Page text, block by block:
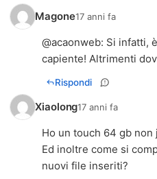
Magone17 anni fa
@acaonweb: Si infatti,
capiente! Altrimenti
Rispondi
Xiaolong17 anni fa
Ho un touch 64 gb non
Ed inoltre come si
nuovi file inseriti?